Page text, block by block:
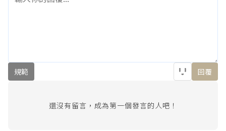
規範 回覆
還沒有留言，成為第一個發言的人吧！